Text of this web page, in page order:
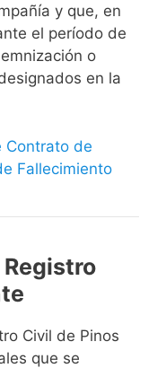
y que, en
el período de
o
en la
Contrato de
Fallecimiento
Civil de Pinos
que se